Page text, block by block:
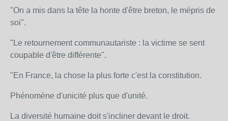
"On a mis dans la tête la honte d'être breton, le mépris de
soi".
"Le retournement communautariste : la victime se sent
coupable d'être différente".
"En France, la chose la plus forte c'est la constitution.
Phénomène d'unicité plus que d'unité.
La diversité humaine doit s'incliner devant le droit.